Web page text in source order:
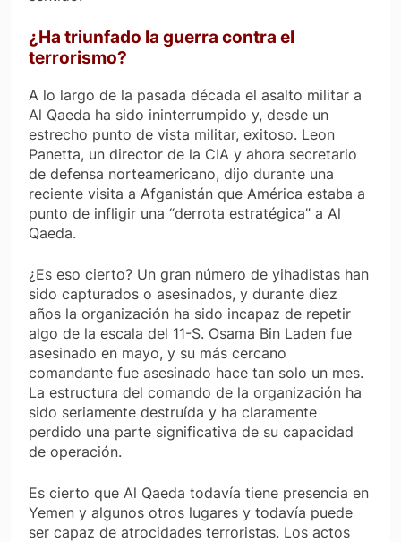
¿Ha triunfado la guerra contra el
terrorismo?
A lo largo de la pasada década el asalto militar a
Al Qaeda ha sido ininterrumpido y, desde un
estrecho punto de vista militar, exitoso. Leon
Panetta, un director de la CIA y ahora secretario
de defensa norteamericano, dijo durante una
reciente visita a Afganistán que América estaba a
punto de infligir una “derrota estratégica” a Al
Qaeda.
¿Es eso cierto? Un gran número de yihadistas han
sido capturados o asesinados, y durante diez
años la organización ha sido incapaz de repetir
algo de la escala del 11-S. Osama Bin Laden fue
asesinado en mayo, y su más cercano
comandante fue asesinado hace tan solo un mes.
La estructura del comando de la organización ha
sido seriamente destruída y ha claramente
perdido una parte significativa de su capacidad
de operación.
Es cierto que Al Qaeda todavía tiene presencia en
Yemen y algunos otros lugares y todavía puede
ser capaz de atrocidades terroristas. Los actos